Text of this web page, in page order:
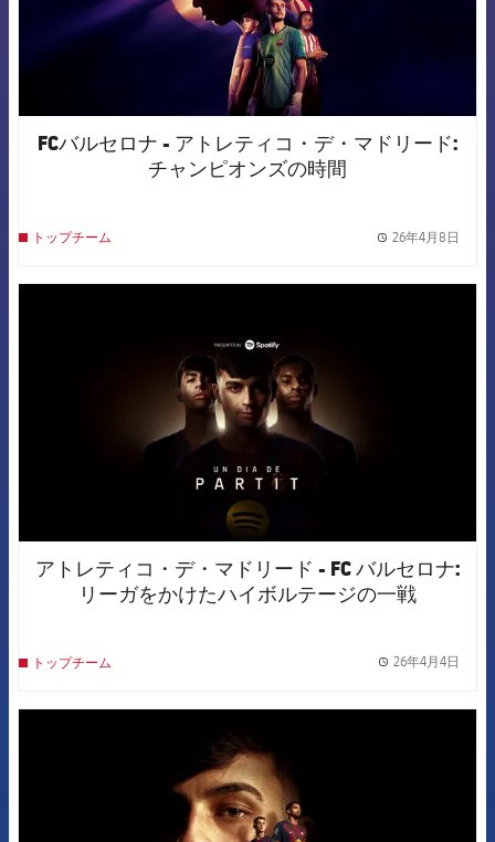
FCバルセロナ - アトレティコ・デ・マドリード:
チャンピオンズの時間
トップチーム 26年4月8日
アトレティコ・デ・マドリード - FC バルセロナ:
リーガをかけたハイボルテージの一戦
トップチーム 26年4月4日